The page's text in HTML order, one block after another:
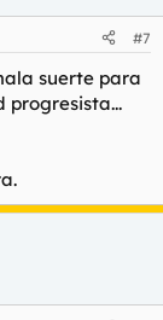
#7
suerte para
progresista...